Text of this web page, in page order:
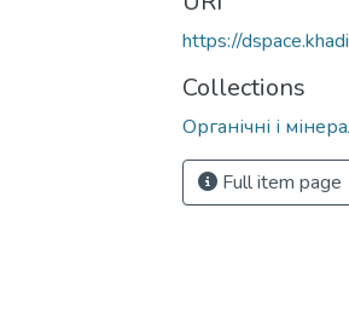
https://
Collections
Органічні і
Full item page